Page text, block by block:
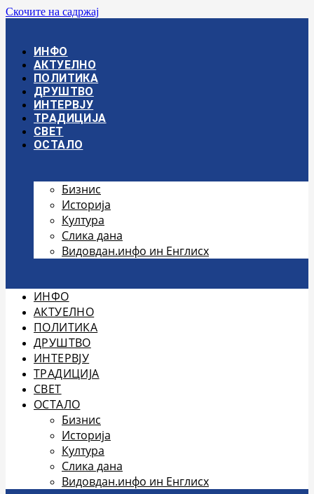
Скочите на садржај
ИНФО
АКТУЕЛНО
ПОЛИТИКА
ДРУШТВО
ИНТЕРВЈУ
ТРАДИЦИЈА
СВЕТ
ОСТАЛО
Бизнис
Историја
Култура
Слика дана
Видовдан.инфо ин Енглисх
ИНФО
АКТУЕЛНО
ПОЛИТИКА
ДРУШТВО
ИНТЕРВЈУ
ТРАДИЦИЈА
СВЕТ
ОСТАЛО
Бизнис
Историја
Култура
Слика дана
Видовдан.инфо ин Енглисх